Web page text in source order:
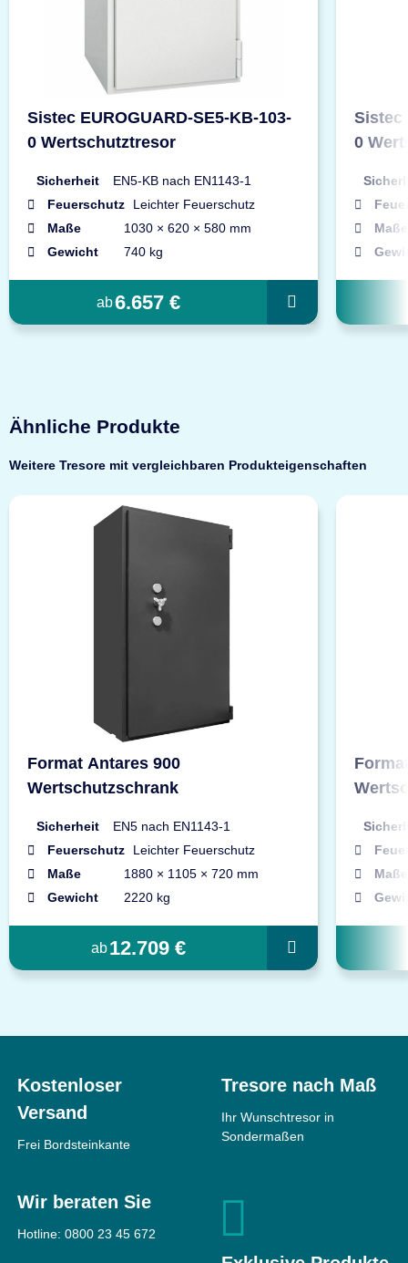
Sistec EUROGUARD-SE5-KB-103-
0 Wertschutztresor
Sicherheit
EN5-KB nach EN1143-1
Feuerschutz
Leichter Feuerschutz
Maße
1030 × 620 × 580 mm
Gewicht
740 kg
ab6.657 €
Sistec
0
Maße
Ähnliche Produkte
Weitere Tresore mit vergleichbaren Produkteigenschaften
Format Antares 900
Wertschutzschrank
Sicherheit
EN5 nach EN1143-1
Feuerschutz
Leichter Feuerschutz
Maße
1880 × 1105 × 720 mm
Gewicht
2220 kg
ab12.709 €
Maße
Kostenloser
Versand
Frei Bordsteinkante
Tresore nach Maß
Ihr Wunschtresor in
Sondermaßen
Wir beraten Sie
Hotline: 0800 23 45 672